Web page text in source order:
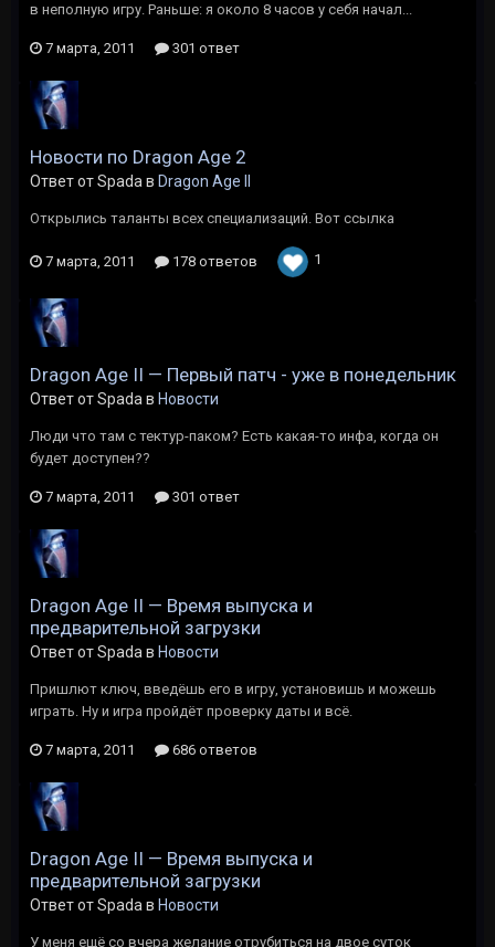
в неполную игру. Раньше: я около 8 часов у себя начал...
7 марта, 2011 301 ответ
Новости по Dragon Age 2
Ответ от Spada в Dragon Age II
Открылись таланты всех специализаций. Вот ссылка
7 марта, 2011 178 ответов 1
Dragon Age II — Первый патч - уже в понедельник
Ответ от Spada в Новости
Люди что там с тектур-паком? Есть какая-то инфа, когда он
будет доступен??
7 марта, 2011 301 ответ
Dragon Age II — Время выпуска и
предварительной загрузки
Ответ от Spada в Новости
Пришлют ключ, введёшь его в игру, установишь и можешь
играть. Ну и игра пройдёт проверку даты и всё.
7 марта, 2011 686 ответов
Dragon Age II — Время выпуска и
предварительной загрузки
Ответ от Spada в Новости
У меня ещё со вчера желание отрубиться на двое суток